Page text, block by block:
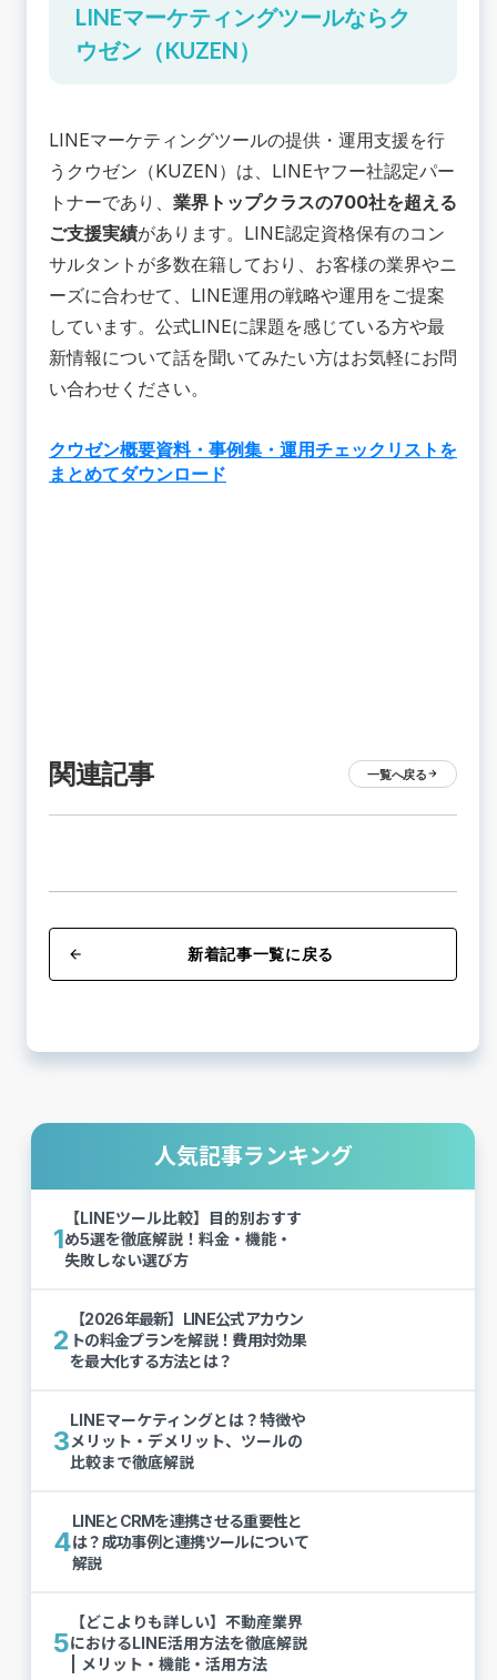
LINEマーケティングツールならク
ウゼン（KUZEN）
LINEマーケティングツールの提供・運用支援を行
うクウゼン（KUZEN）は、LINEヤフー社認定パー
トナーであり、 業界トップクラスの700社を超える
ご支援実績があります。LINE認定資格保有のコン
サルタントが多数在籍しており、お客様の業界やニ
ーズに合わせて、LINE運用の戦略や運用をご提案
しています。公式LINEに課題を感じている方や最
新情報について話を聞いてみたい方はお気軽にお問
い合わせください。
クウゼン概要資料・事例集・運用チェックリストを
まとめてダウンロード
関連記事 一覧へ戻る arrow_forward
arrow_back 新着記事一覧に戻る
人気記事ランキング
1
【LINEツール比較】目的別おすす
め5選を徹底解説！料金・機能・
失敗しない選び方
2
【2026年最新】LINE公式アカウン
トの料金プランを解説！費用対効果
を最大化する方法とは？
3
LINEマーケティングとは？特徴や
メリット・デメリット、ツールの
比較まで徹底解説
4
LINEとCRMを連携させる重要性と
は？成功事例と連携ツールについて
解説
5
【どこよりも詳しい】不動産業界
におけるLINE活用方法を徹底解説
| メリット・機能・活用方法